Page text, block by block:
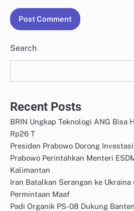
Search
Recent Posts
BRIN Ungkap Teknologi ANG Bisa
Rp26 T
Presiden Prabowo Dorong
Prabowo Perintahkan Menteri
Kalimantan
Iran Batalkan Serangan ke Ukraina
Permintaan Maaf
Padi Organik PS-08 Dukung